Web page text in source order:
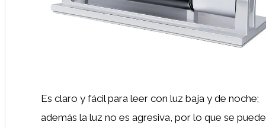
Es claro y fácil para leer con luz baja y de noche;
además la luz no es agresiva, por lo que se puede